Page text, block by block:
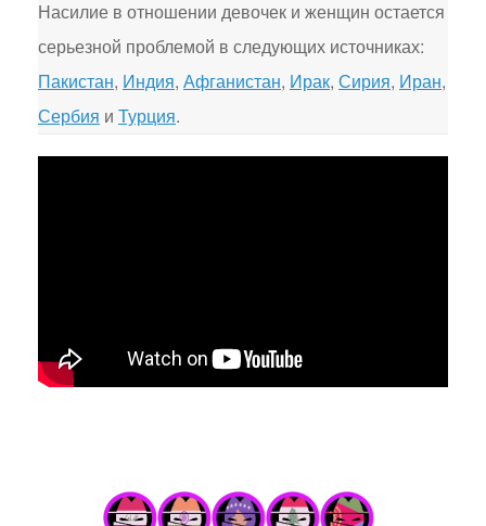
Насилие в отношении девочек и женщин остается
серьезной проблемой в следующих источниках:
Пакистан, Индия, Афганистан, Ирак, Сирия, Иран,
Сербия и Турция.